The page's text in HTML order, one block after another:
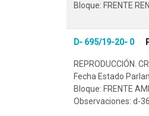
Bloque: FRENTE
D- 695/19-20- 0
REPRODUCCIÓN.
Fecha Estado
Bloque: FRENTE
Observaciones: d-